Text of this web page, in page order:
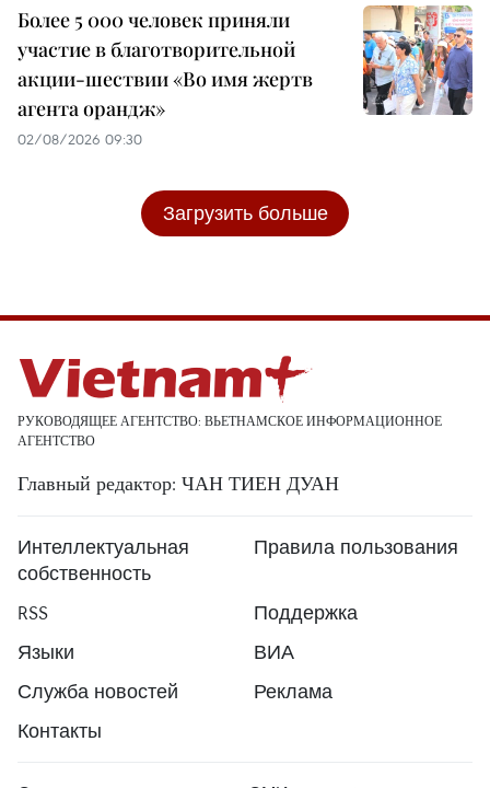
Более 5 000 человек приняли
участие в благотворительной
акции-шествии «Во имя жертв
агента орандж»
02/08/2026 09:30
Загрузить больше
РУКОВОДЯЩЕЕ АГЕНТСТВО: ВЬЕТНАМСКОЕ ИНФОРМАЦИОННОЕ
АГЕНТСТВО
Главный редактор: ЧАН ТИЕН ДУАН
Интеллектуальная
собственность
Правила пользования
RSS
Поддержка
Языки
ВИА
Служба новостей
Реклама
Контакты